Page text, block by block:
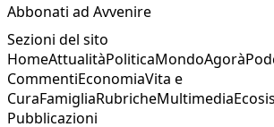
Abbonati ad Avvenire
Sezioni del sito
HomeAttualitàPoliticaMondoAgorà
CommentiEconomiaVita e
CuraFamigliaRubricheMultimedia
Pubblicazioni